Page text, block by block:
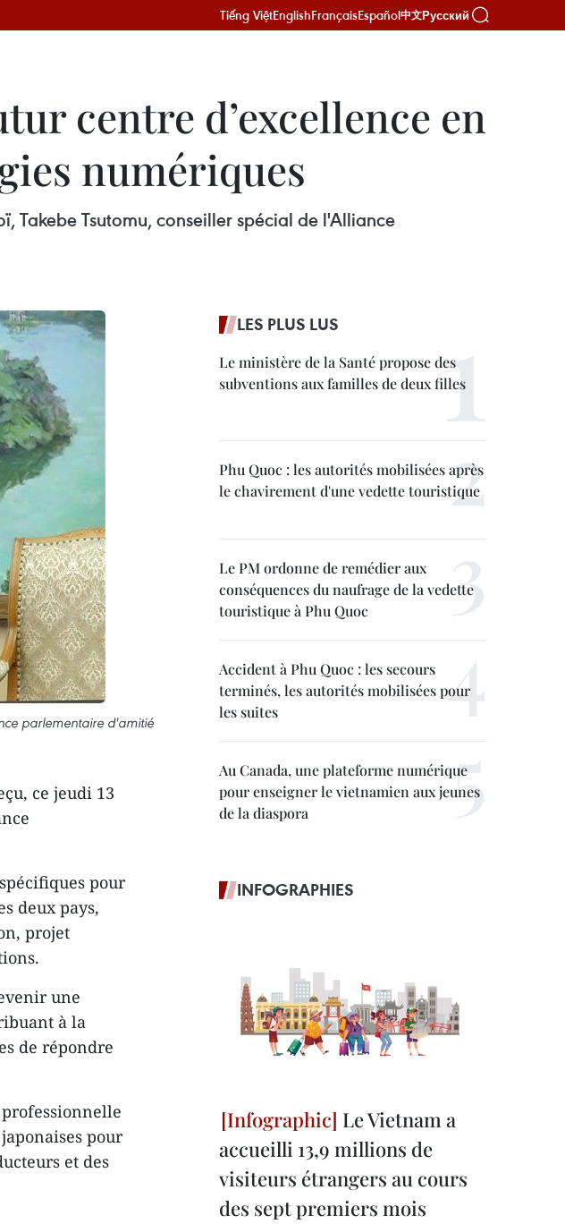
Tiếng ViệtEnglishFrançaisEspañol中文Русский
centre d’excellence en
numériques
Takebe Tsutomu, conseiller spécial de l'Alliance
parlementaire d'amitié
ce jeudi 13
pour
deux pays,
projet
une
à la
de répondre
pour
et des
LES PLUS LUS
Le ministère de la Santé propose des
subventions aux familles de deux filles
Phu Quoc : les autorités mobilisées après
le chavirement d'une vedette touristique
Le PM ordonne de remédier aux
conséquences du naufrage de la vedette
touristique à Phu Quoc
Accident à Phu Quoc : les secours
terminés, les autorités mobilisées pour
les suites
Au Canada, une plateforme numérique
pour enseigner le vietnamien aux jeunes
de la diaspora
INFOGRAPHIES
Le Vietnam a
accueilli 13,9 millions de
visiteurs étrangers au cours
des sept premiers mois